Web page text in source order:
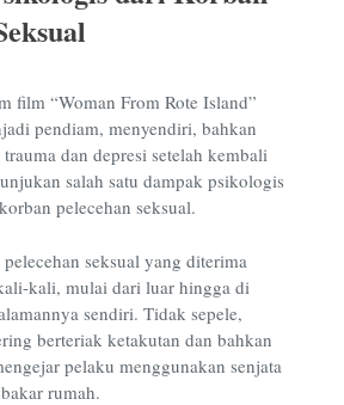
film “Woman From Rote Island”
pendiam, menyendiri, bahkan
dan depresi setelah kembali
salah satu dampak psikologis
pelecehan seksual.
pelecehan seksual yang diterima
kali, mulai dari luar hingga di
sendiri. Tidak sepele,
berteriak ketakutan dan bahkan
pelaku menggunakan senjata
rumah.